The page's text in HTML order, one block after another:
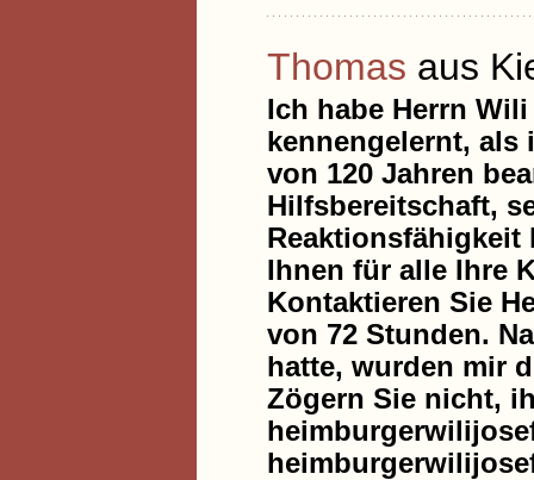
Thomas aus
Ich habe Herrn
kennengelernt, als
von 120 Jahren
Hilfsbereitschaft,
Reaktionsfähigkeit
Ihnen für alle Ihre
Kontaktieren Sie
von 72 Stunden.
hatte, wurden mir
Zögern Sie nicht,